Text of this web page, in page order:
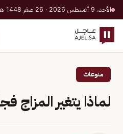
الأحد، 9 أغسطس 2026 · 26 صفر 1448 هـ
منوعات
لماذا يتغير المزاج